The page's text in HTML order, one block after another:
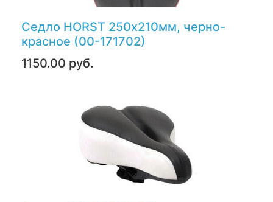
Седло HORST 250х210мм, черно-
красное (00-171702)
1150.00 руб.